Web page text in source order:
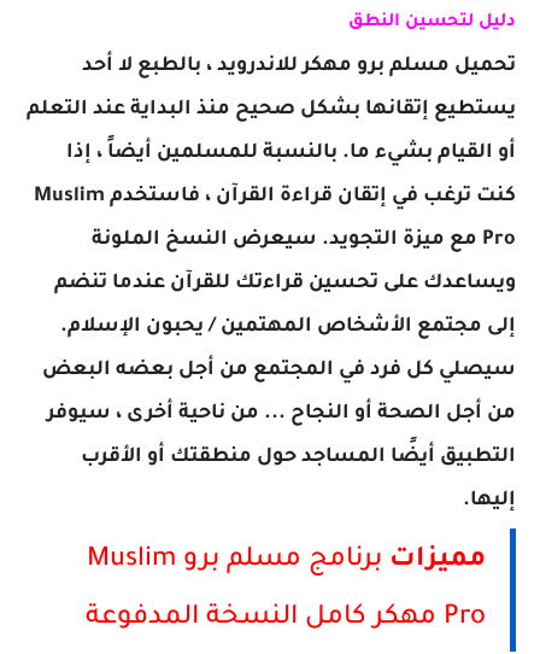
دليل لتحسين النطق
تحميل مسلم برو مهكر للاندرويد ، بالطبع لا أحد
يستطيع إتقانها بشكل صحيح منذ البداية عند التعلم
أو القيام بشيء ما. بالنسبة للمسلمين أيضاً ، إذا
كنت ترغب في إتقان قراءة القرآن ، فاستخدم Muslim
Pro مع ميزة التجويد. سيعرض النسخ الملونة
ويساعدك على تحسين قراءتك للقرآن عندما تنضم
إلى مجتمع الأشخاص المهتمين / يحبون الإسلام.
سيصلي كل فرد في المجتمع من أجل بعضه البعض
من أجل الصحة أو النجاح ... من ناحية أخرى ، سيوفر
التطبيق أيضًا المساجد حول منطقتك أو الأقرب
إليها.
مميزات
برنامج مسلم برو Muslim
Pro مهكر كامل النسخة المدفوعة